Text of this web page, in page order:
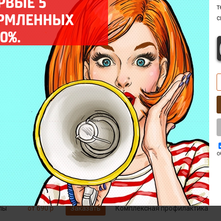
LSU-1187 LSU-1188
от 790 р Заказать Декофенация
Бесплатно* Заказать Диагностика
от 1790 р Заказать Замена микровыключателей
от 1490 р Заказать Замена тена
от 690 р Заказать Комплексная профилактика